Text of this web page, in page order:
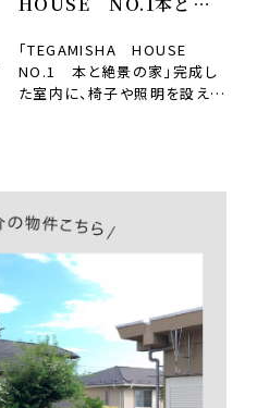
「TEGAMISHA HOUSE
NO.1 本と絶景の家」完成し
た室内に、椅子や照明を設え